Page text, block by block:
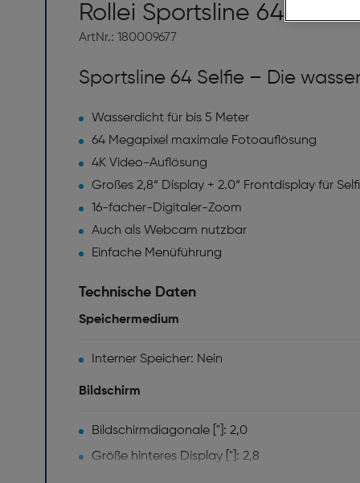
Rollei Sportsline 64 Selfie
ArtNr.: 180009677
Sportsline 64 Selfie – Die
Wasserdicht für bis 5 Meter
64 Megapixel maximale Fotoauflösung
4K Video-Auflösung
Großes 2,8“ Display + 2.0“ Frontdisplay für
16-facher-Digitaler-Zoom
Auch als Webcam nutzbar
Einfache Menüführung
Technische Daten
Speichermedium
Interner Speicher: Nein
Bildschirm
Bildschirmdiagonale ["]: 2,0
Größe hinteres Display ["]: 2,8